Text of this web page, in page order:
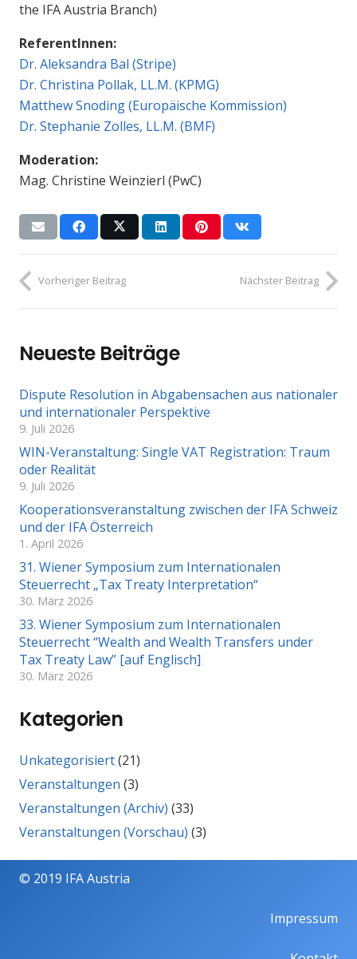
the IFA Austria Branch)
ReferentInnen:
Dr. Aleksandra Bal (Stripe)
Dr. Christina Pollak, LL.M. (KPMG)
Matthew Snoding (Europäische Kommission)
Dr. Stephanie Zolles, LL.M. (BMF)
Moderation:
Mag. Christine Weinzierl (PwC)
Vorheriger Beitrag Nächster Beitrag
Neueste Beiträge
Dispute Resolution in Abgabensachen aus nationaler
und internationaler Perspektive
9. Juli 2026
WIN-Veranstaltung: Single VAT Registration: Traum
oder Realität
9. Juli 2026
Kooperationsveranstaltung zwischen der IFA Schweiz
und der IFA Österreich
1. April 2026
31. Wiener Symposium zum Internationalen
Steuerrecht „Tax Treaty Interpretation“
30. März 2026
33. Wiener Symposium zum Internationalen
Steuerrecht “Wealth and Wealth Transfers under
Tax Treaty Law” [auf Englisch]
30. März 2026
Kategorien
Unkategorisiert(21)
Veranstaltungen (3)
Veranstaltungen (Archiv) (33)
Veranstaltungen (Vorschau) (3)
© 2019 IFA Austria
Impressum